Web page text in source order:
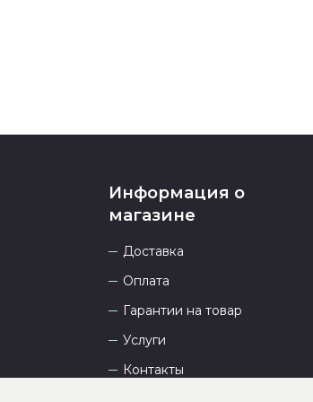
Информация о
магазине
Доставка
Оплата
Гарантии на товар
Услуги
Контакты